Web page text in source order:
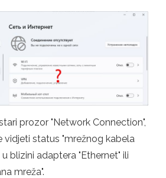
prozor "Network Connection",
status "mrežnog kabela
blizini adaptera "Ethernet" ili
mreža".